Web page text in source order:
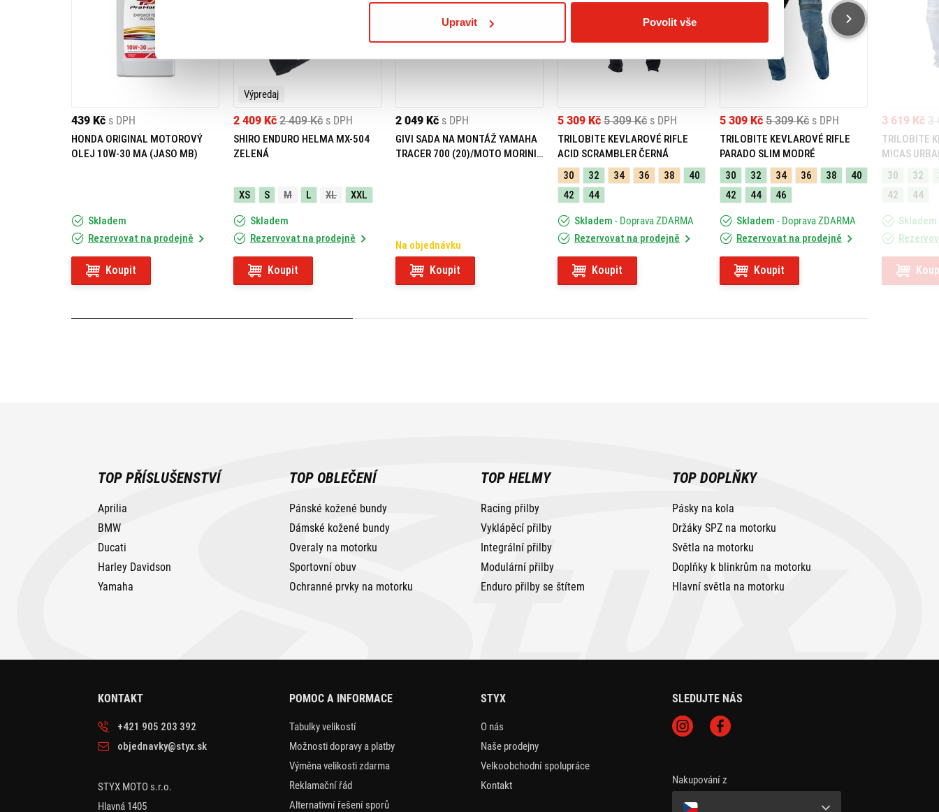
Upravit Povolit vše
439 Kč s DPH
HONDA ORIGINAL MOTOROVÝ
OLEJ 10W-30 MA (JASO MB)
Skladem
Rezervovat na prodejně
Koupit
Výpredaj
2 409 Kč
2 409 Kč s DPH
SHIRO ENDURO HELMA MX-504
ZELENÁ
XS S M L XL XXL
Skladem
Rezervovat na prodejně
Koupit
2 049 Kč s DPH
GIVI SADA NA MONTÁŽ YAMAHA
TRACER 700 (20)/MOTO MORINI
Na objednávku
Koupit
5 309 Kč
5 309 Kč s DPH
TRILOBITE KEVLAROVÉ RIFLE
ACID SCRAMBLER ČERNÁ
30
32 34 36 38
40
42
44
Skladem - Doprava ZDARMA
Rezervovat na prodejně
Koupit
5 309 Kč
5 309 Kč s DPH
TRILOBITE KEVLAROVÉ RIFLE
PARADO SLIM MODRÉ
30
32 34 36 38
40
42
44 46
Skladem - Doprava ZDARMA
Rezervovat na prodejně
Koupit
3
3 619 Kč
TRILOBITE
MICAS
30
32
42
44
Skladem
TOP PŘÍSLUŠENSTVÍ
Aprilia
BMW
Ducati
Harley Davidson
Yamaha
TOP OBLEČENÍ
Pánské kožené bundy
Dámské kožené bundy
Overaly na motorku
Sportovní obuv
Ochranné prvky na motorku
TOP HELMY
Racing přilby
Vyklápěcí přilby
Integrální přilby
Modulární přilby
Enduro přilby se štítem
TOP DOPLŇKY
Pásky na kola
Držáky SPZ na motorku
Světla na motorku
Doplňky k blinkrům na motorku
Hlavní světla na motorku
KONTAKT
+421 905 203 392
objednavky@styx.sk
STYX MOTO s.r.o.
Hlavná 1405
POMOC A INFORMACE
Tabulky velikostí
Možnosti dopravy a platby
Výměna velikosti zdarma
Reklamační řád
Alternativní řešení sporů
STYX
O nás
Naše prodejny
Velkoobchodní spolupráce
Kontakt
SLEDUJTE NÁS
Nakupování z